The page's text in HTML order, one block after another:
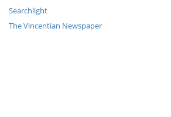
Searchlight
The Vincentian Newspaper